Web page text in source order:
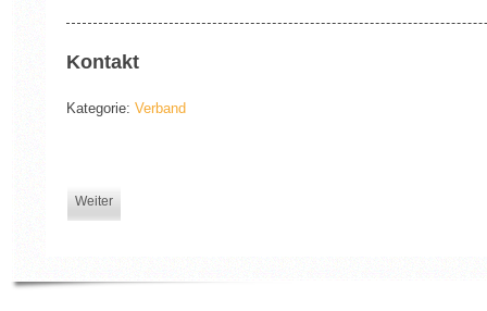
Kontakt
Kategorie: Verband
Weiter